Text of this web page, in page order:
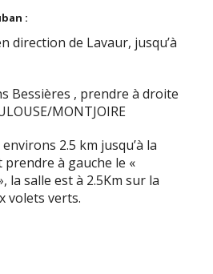
:
direction de Lavaur, jusqu’à
Bessières , prendre à droite
MONTJOIRE
2.5 km jusqu’à la
à gauche le «
la salle est à 2.5Km sur la
volets verts.